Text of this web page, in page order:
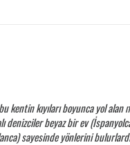
kentin kıyıları boyunca yol alan
denizciler beyaz bir ev
) sayesinde yönlerini